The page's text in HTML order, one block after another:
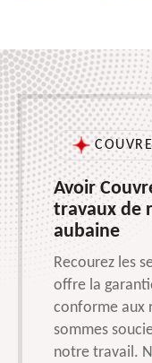
Avoir
travaux de
aubaine
Recourez les
offre la
conforme aux
sommes
notre travail.